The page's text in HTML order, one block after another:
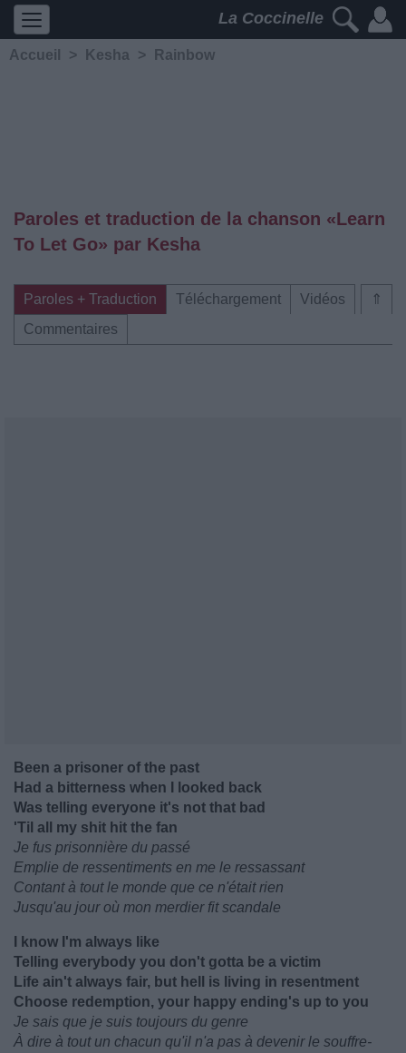
La Coccinelle
Accueil > Kesha > Rainbow
Paroles et traduction de la chanson «Learn
To Let Go» par Kesha
⇑
Paroles + Traduction Téléchargement
Vidéos
Commentaires
Been a prisoner of the past
Had a bitterness when I looked back
Was telling everyone it's not that bad
'Til all my shit hit the fan
Je fus prisonnière du passé
Emplie de ressentiments en me le ressassant
Contant à tout le monde que ce n'était rien
Jusqu'au jour où mon merdier fit scandale
I know I'm always like
Telling everybody you don't gotta be a victim
Life ain't always fair, but hell is living in resentment
Choose redemption, your happy ending's up to you
Je sais que je suis toujours du genre
À dire à tout un chacun qu'il n'a pas à devenir le souffre-